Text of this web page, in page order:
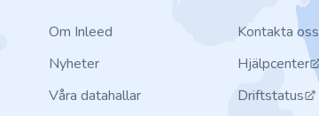
Om Inleed
Nyheter
Våra datahallar
Kontakta oss
Hjälpcenter
Driftstatus